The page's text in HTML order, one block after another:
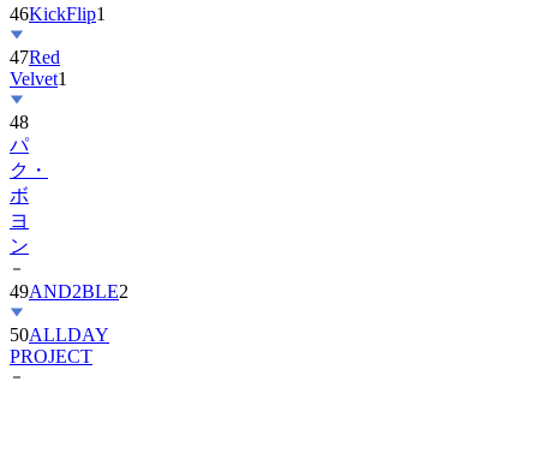
46KickFlip1
47Red
Velvet1
48
パ
ク・
ボ
ヨ
ン
49AND2BLE2
50ALLDAY
PROJECT